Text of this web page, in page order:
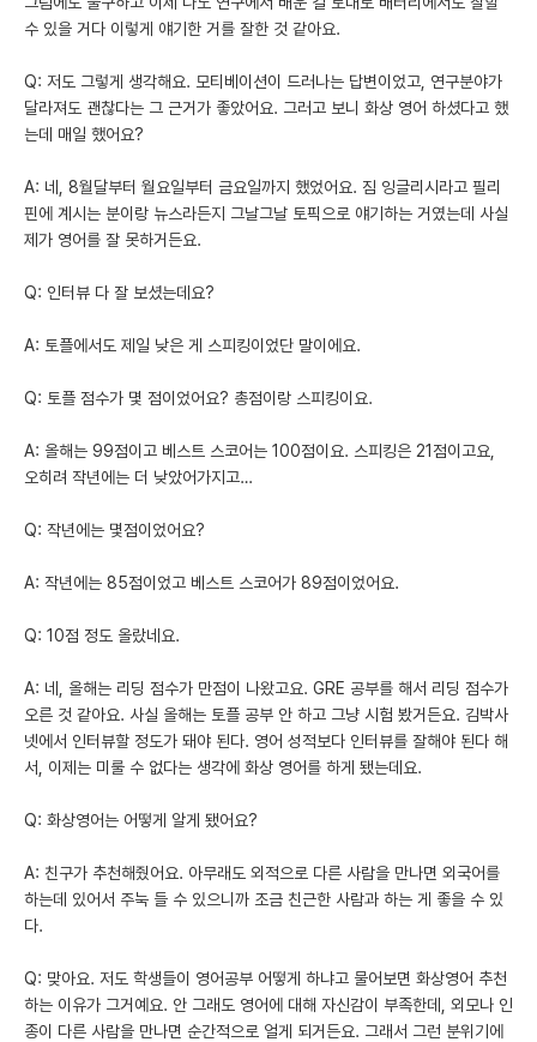
수 있을 거다 이렇게 얘기한 거를 잘한 것 같아요.
Q: 저도 그렇게 생각해요. 모티베이션이 드러나는 답변이었고, 연구분야가
달라져도 괜찮다는 그 근거가 좋았어요. 그러고 보니 화상 영어 하셨다고 했
는데 매일 했어요?
A: 네, 8월달부터 월요일부터 금요일까지 했었어요. 짐 잉글리시라고 필리
핀에 계시는 분이랑 뉴스라든지 그날그날 토픽으로 얘기하는 거였는데 사실
제가 영어를 잘 못하거든요.
Q: 인터뷰 다 잘 보셨는데요?
A: 토플에서도 제일 낮은 게 스피킹이었단 말이에요.
Q: 토플 점수가 몇 점이었어요? 총점이랑 스피킹이요.
A: 올해는 99점이고 베스트 스코어는 100점이요. 스피킹은 21점이고요,
오히려 작년에는 더 낮았어가지고…
Q: 작년에는 몇점이었어요?
A: 작년에는 85점이었고 베스트 스코어가 89점이었어요.
Q: 10점 정도 올랐네요.
A: 네, 올해는 리딩 점수가 만점이 나왔고요. GRE 공부를 해서 리딩 점수가
오른 것 같아요. 사실 올해는 토플 공부 안 하고 그냥 시험 봤거든요. 김박사
넷에서 인터뷰할 정도가 돼야 된다. 영어 성적보다 인터뷰를 잘해야 된다 해
서, 이제는 미룰 수 없다는 생각에 화상 영어를 하게 됐는데요.
Q: 화상영어는 어떻게 알게 됐어요?
A: 친구가 추천해줬어요. 아무래도 외적으로 다른 사람을 만나면 외국어를
하는데 있어서 주눅 들 수 있으니까 조금 친근한 사람과 하는 게 좋을 수 있
다.
Q: 맞아요. 저도 학생들이 영어공부 어떻게 하냐고 물어보면 화상영어 추천
하는 이유가 그거예요. 안 그래도 영어에 대해 자신감이 부족한데, 외모나 인
종이 다른 사람을 만나면 순간적으로 얼게 되거든요. 그래서 그런 분위기에